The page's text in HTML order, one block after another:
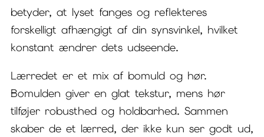
betyder, at lyset fanges og reflekteres
forskelligt afhængigt af din synsvinkel, hvilket
konstant ændrer dets udseende.
Lærredet er et mix af bomuld og hør.
Bomulden giver en glat tekstur, mens hør
tilføjer robusthed og holdbarhed. Sammen
skaber de et lærred, der ikke kun ser godt ud,